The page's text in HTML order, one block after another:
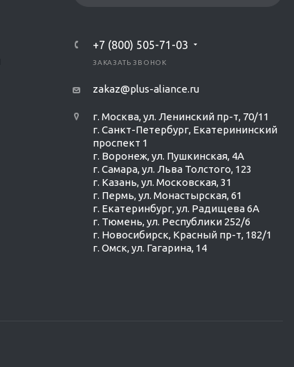
+7 (800) 505-71-03
ЗАКАЗАТЬ ЗВОНОК
zakaz@plus-aliance.ru
г. Москва, ул. Ленинский пр-т, 70/11
г. Санкт-Петербург, Екатерининский
проспект 1
г. Воронеж, ул. Пушкинская, 4А
г. Самара, ул. Льва Толстого, 123
г. Казань, ул. Московская, 31
г. Пермь, ул. Монастырская, 61
г. Екатеринбург, ул. Радищева 6А
г. Тюмень, ул. Республики 252/6
г. Новосибирск, Красный пр-т, 182/1
г. Омск, ул. ​Гагарина, 14